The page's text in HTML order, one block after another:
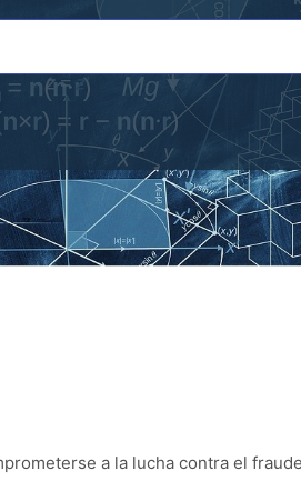
a la lucha contra el